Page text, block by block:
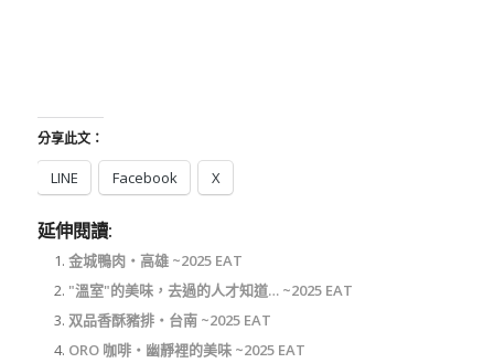
分享此文：
LINE Facebook X
延伸閱讀:
金城鴨肉‧高雄 ~2025 EAT
"溫室"的美味，去過的人才知道… ~2025 EAT
双品香酥豬排‧台南 ~2025 EAT
ORO 咖啡‧幽靜裡的美味 ~2025 EAT